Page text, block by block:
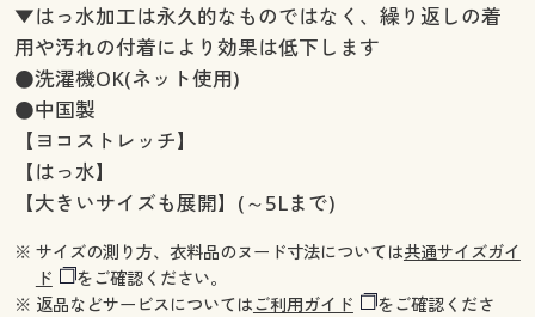
▼はっ水加工は永久的なものではなく、繰り返しの着
用や汚れの付着により効果は低下します
●洗濯機OK(ネット使用)
●中国製
【ヨコストレッチ】
【はっ水】
【大きいサイズも展開】(～5Lまで)
※ サイズの測り方、衣料品のヌード寸法については共通サイズガイ
ド
をご確認ください。
※ 返品などサービスについてはご利用ガイド
をご確認くださ